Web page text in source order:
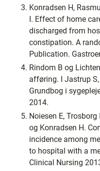
Konradsen H,
I. Effect of home
discharged from
constipation. A
Publication.
Rindom B og
afføring. I Jastrup
Grundbog i
2014.
Noiesen E,
og Konradsen H.
incidence among
to hospital with a
Clinical Nursing